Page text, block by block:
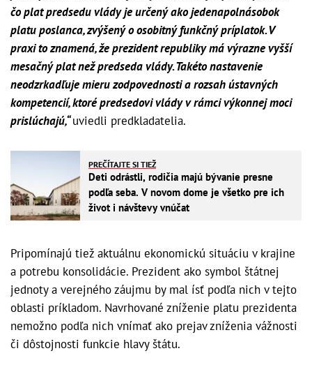
čo plat predsedu vlády je určený ako jedenapolnásobok
platu poslanca, zvýšený o osobitný funkčný príplatok. V
praxi to znamená, že prezident republiky má výrazne vyšší
mesačný plat než predseda vlády. Takéto nastavenie
neodzrkadľuje mieru zodpovednosti a rozsah ústavných
kompetencií, ktoré predsedovi vlády v rámci výkonnej moci
prislúchajú,“uviedli predkladatelia.
PREČÍTAJTE SI TIEŽ
Deti odrástli, rodičia majú bývanie presne
podľa seba. V novom dome je všetko pre ich
život i návštevy vnúčat
Pripomínajú tiež aktuálnu ekonomickú situáciu v krajine
a potrebu konsolidácie. Prezident ako symbol štátnej
jednoty a verejného záujmu by mal ísť podľa nich v tejto
oblasti príkladom. Navrhované zníženie platu prezidenta
nemožno podľa nich vnímať ako prejav zníženia vážnosti
či dôstojnosti funkcie hlavy štátu.